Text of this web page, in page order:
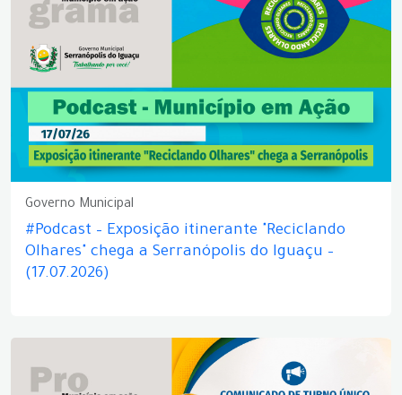
Governo Municipal
#Podcast – Exposição itinerante "Reciclando
Olhares" chega a Serranópolis do Iguaçu –
(17.07.2026)